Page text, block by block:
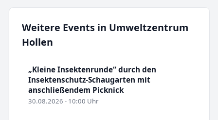
Weitere Events in Umweltzentrum
Hollen
„Kleine Insektenrunde“ durch den
Insektenschutz-Schaugarten mit
anschließendem Picknick
30.08.2026 - 10:00 Uhr